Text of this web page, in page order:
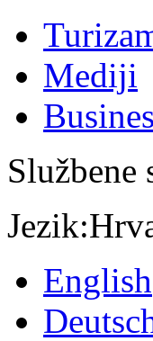
Mediji
Službene
Jezik:
English